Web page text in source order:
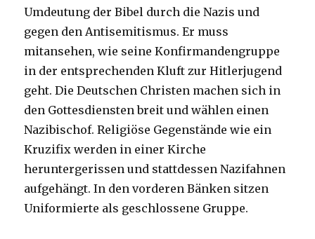
Umdeutung der Bibel durch die Nazis und
gegen den Antisemitismus. Er muss
mitansehen, wie seine Konfirmandengruppe
in der entsprechenden Kluft zur Hitlerjugend
geht. Die Deutschen Christen machen sich in
den Gottesdiensten breit und wählen einen
Nazibischof. Religiöse Gegenstände wie ein
Kruzifix werden in einer Kirche
heruntergerissen und stattdessen Nazifahnen
aufgehängt. In den vorderen Bänken sitzen
Uniformierte als geschlossene Gruppe.